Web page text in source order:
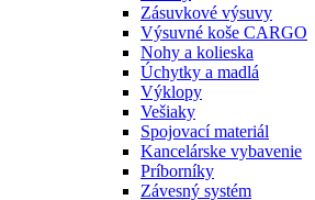
Zásuvkové výsuvy
Výsuvné koše CARGO
Nohy a kolieska
Úchytky a madlá
Výklopy
Vešiaky
Spojovací materiál
Kancelárske vybavenie
Príborníky
Závesný systém